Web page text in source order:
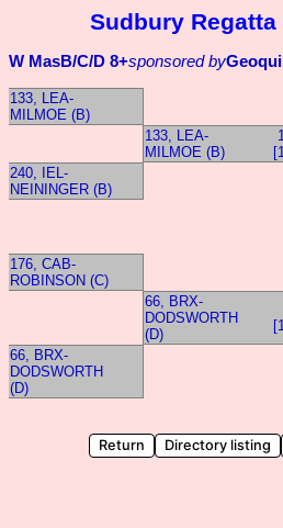
Sudbury Regatta
W MasB/C/D 8+sponsored by
133, LEA-
MILMOE (B)
133, LEA-
MILMOE (B)
240, IEL-
NEININGER (B)
176, CAB-
ROBINSON (C)
66, BRX-
DODSWORTH
(D)
66, BRX-
DODSWORTH
(D)
Return Directory listing